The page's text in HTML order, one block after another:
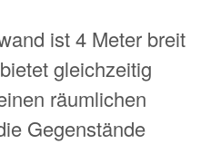
ist 4 Meter breit
gleichzeitig
räumlichen
Gegenstände